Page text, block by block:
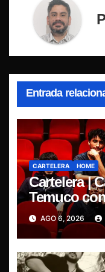
Entrada
CARTELERA HOME
Cartelera |
Temuco
de indie
AGO 6, 2026